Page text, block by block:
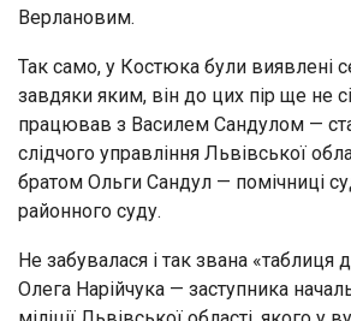
Верлановим.
Так само, у Костюка були виявлені
завдяки яким, він до цих пір ще не
працював з Василем Сандулом —
слідчого управління Львівської
братом Ольги Сандул — помічниці
районного суду.
Не забувалася і так звана «таблиця
Олега Нарійчука — заступника